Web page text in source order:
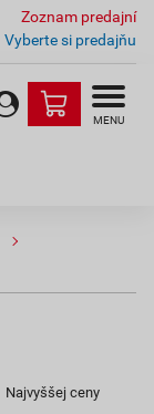
Zoznam predajní
Vyberte si predajňu
MENU
Najvyššej ceny